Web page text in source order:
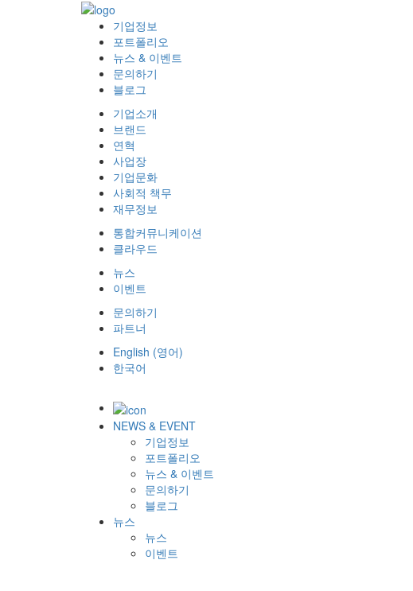
기업정보
포트폴리오
뉴스 & 이벤트
문의하기
블로그
기업소개
브랜드
연혁
사업장
기업문화
사회적 책무
재무정보
통합커뮤니케이션
클라우드
뉴스
이벤트
문의하기
파트너
English (영어)
한국어
NEWS & EVENT
기업정보
포트폴리오
뉴스 & 이벤트
문의하기
블로그
뉴스
뉴스
이벤트